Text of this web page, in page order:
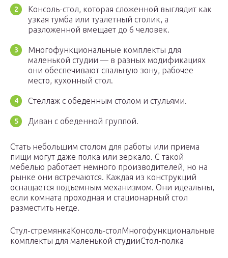
Консоль-стол, которая сложенной выглядит как
узкая тумба или туалетный столик, а
разложенной вмещает до 6 человек.
Многофункциональные комплекты для
маленькой студии — в разных модификациях
они обеспечивают спальную зону, рабочее
место, кухонный стол.
Стеллаж с обеденным столом и стульями.
Диван с обеденной группой.
Стать небольшим столом для работы или приема
пищи могут даже полка или зеркало. С такой
мебелью работает немного производителей, но на
рынке они встречаются. Каждая из конструкций
оснащается подъемным механизмом. Они идеальны,
если комната проходная и стационарный стол
разместить негде.
Стул-стремянкаКонсоль-столМногофункциональные
комплекты для маленькой студииСтол-полка